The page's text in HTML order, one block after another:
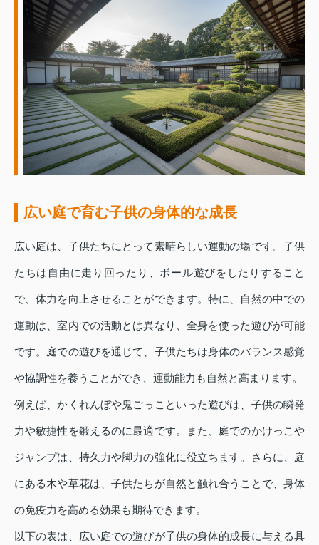
広い庭で育む子供の身体的な成長
広い庭は、子供たちにとって素晴らしい運動の場です。子供
たちは自由に走り回ったり、ボール遊びをしたりすること
で、体力を向上させることができます。特に、自然の中での
運動は、室内での活動とは異なり、全身を使った遊びが可能
です。庭での遊びを通じて、子供たちは身体のバランス感覚
や協調性を養うことができ、運動能力も自然と高まります。
例えば、かくれんぼや鬼ごっこといった遊びは、子供の瞬発
力や敏捷性を鍛えるのに最適です。また、庭でのかけっこや
ジャンプは、持久力や脚力の強化に役立ちます。さらに、庭
にある木や草花は、子供たちが自然と触れ合うことで、身体
の免疫力を高める効果も期待できます。
以下の表は、広い庭での遊びが子供の身体的成長に与える具